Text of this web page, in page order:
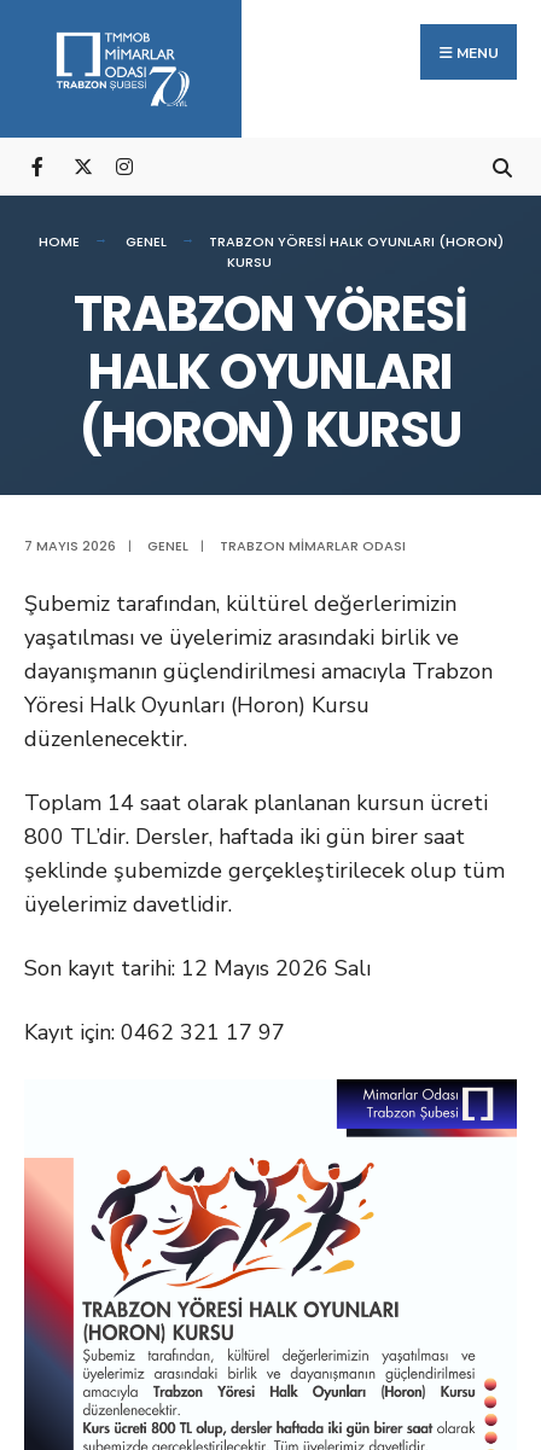
content
MENU
HOME GENEL
TRABZON YÖRESİ HALK OYUNLARI (HORON)
KURSU
TRABZON YÖRESİ
HALK OYUNLARI
(HORON) KURSU
7 MAYIS 2026 | GENEL | TRABZON MIMARLAR ODASI
Şubemiz tarafından, kültürel değerlerimizin
yaşatılması ve üyelerimiz arasındaki birlik ve
dayanışmanın güçlendirilmesi amacıyla Trabzon
Yöresi Halk Oyunları (Horon) Kursu
düzenlenecektir.
Toplam 14 saat olarak planlanan kursun ücreti
800 TL’dir. Dersler, haftada iki gün birer saat
şeklinde şubemizde gerçekleştirilecek olup tüm
üyelerimiz davetlidir.
Son kayıt tarihi: 12 Mayıs 2026 Salı
Kayıt için: 0462 321 17 97